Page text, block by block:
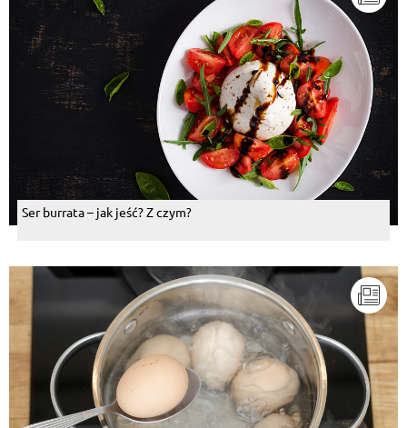
Ser burrata – jak jeść? Z czym?